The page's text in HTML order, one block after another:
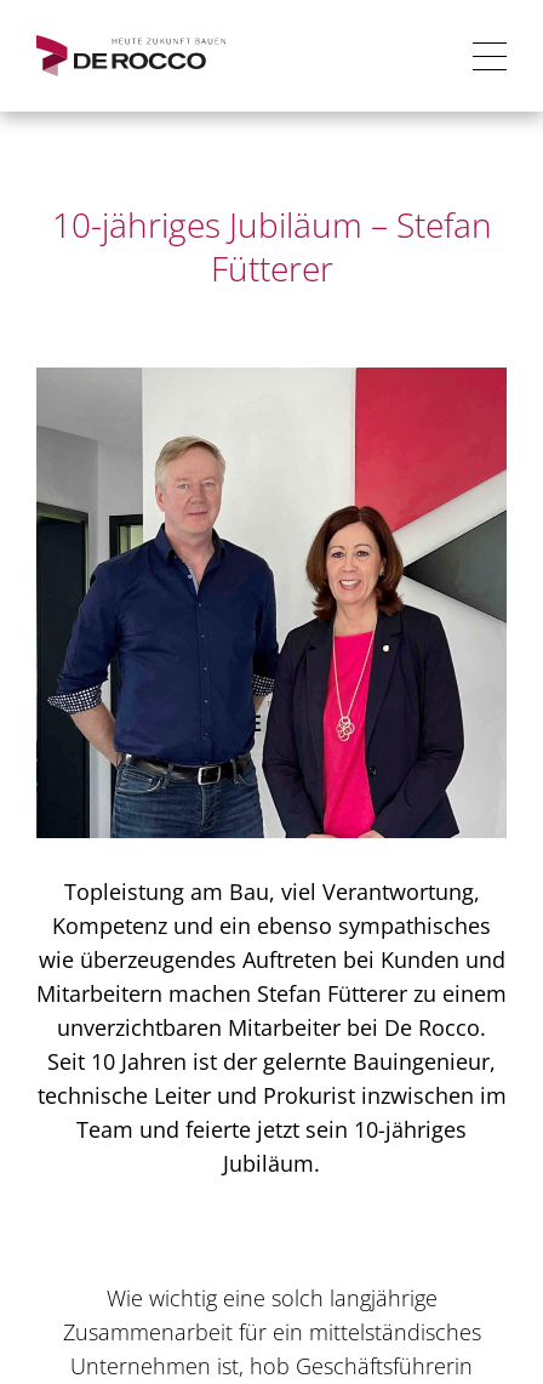
10-jähriges Jubiläum – Stefan
Fütterer
Topleistung am Bau, viel Verantwortung,
Kompetenz und ein ebenso sympathisches
wie überzeugendes Auftreten bei Kunden und
Mitarbeitern machen Stefan Fütterer zu einem
unverzichtbaren Mitarbeiter bei De Rocco.
Seit 10 Jahren ist der gelernte Bauingenieur,
technische Leiter und Prokurist inzwischen im
Team und feierte jetzt sein 10-jähriges
Jubiläum.
Wie wichtig eine solch langjährige
Zusammenarbeit für ein mittelständisches
Unternehmen ist, hob Geschäftsführerin